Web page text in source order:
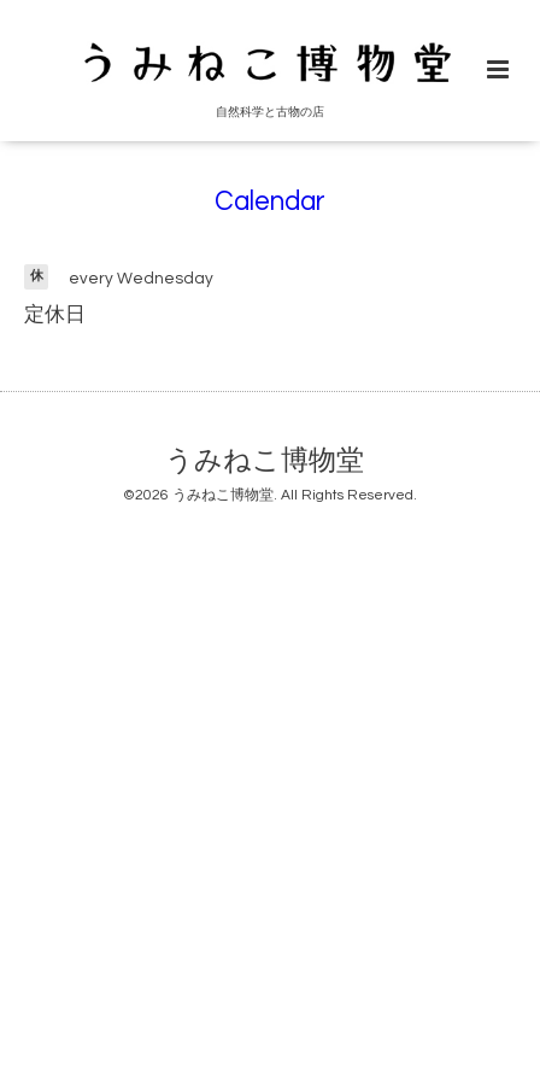
自然科学と古物の店
Calendar
休 every Wednesday
定休日
うみねこ博物堂
©2026 うみねこ博物堂. All Rights Reserved.